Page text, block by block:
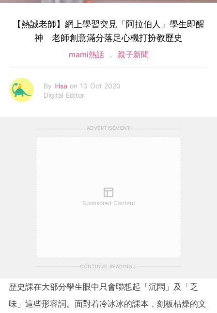
【熱誠老師】網上學習突見「阿拉伯人」學生即醒
神 老師創意滿分落足心機打扮教歷史
mami熱話 親子新聞
By Irisa on 10 Oct 2020
Digital Editor
ADVERTISEMENT
Sponsored Content
CONTINUE READING
歷史課在大部分學生眼中只會聯想起「沉悶」及「乏
味」這些形容詞。面對着冷冰冰的課本，刻板枯燥的文